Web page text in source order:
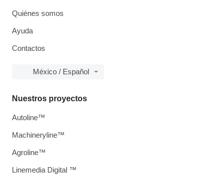
Quiénes somos
Ayuda
Contactos
México / Español
Nuestros proyectos
Autoline™
Machineryline™
Agroline™
Linemedia Digital ™